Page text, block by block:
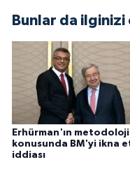
Bunlar da
Erhürman'ın metodoloji
konusunda BM'yi ikna
iddiası